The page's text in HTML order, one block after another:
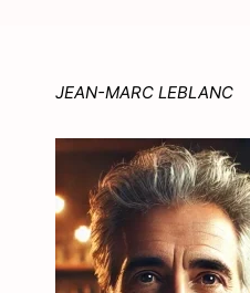
JEAN-MARC LEBLANC